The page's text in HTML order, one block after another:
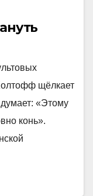
щёлкает
«Этому
конь».